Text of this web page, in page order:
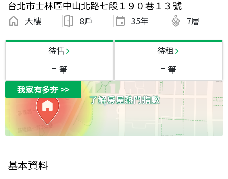
台北市士林區中山北路七段１９０巷１３號
大樓 8戶 35年 7層
待售
- 筆
待租
- 筆
我家有多夯>>
基本資料